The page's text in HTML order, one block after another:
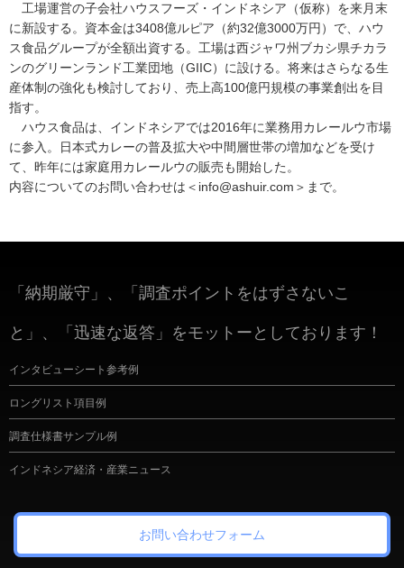
工場運営の子会社ハウスフーズ・インドネシア（仮称）を来月末
に新設する。資本金は3408億ルピア（約32億3000万円）で、ハウ
ス食品グループが全額出資する。工場は西ジャワ州ブカシ県チカラ
ンのグリーンランド工業団地（GIIC）に設ける。将来はさらなる生
産体制の強化も検討しており、売上高100億円規模の事業創出を目
指す。
ハウス食品は、インドネシアでは2016年に業務用カレールウ市場
に参入。日本式カレーの普及拡大や中間層世帯の増加などを受け
て、昨年には家庭用カレールウの販売も開始した。
内容についてのお問い合わせは＜info@ashuir.com＞まで。
「納期厳守」、「調査ポイントをはずさないこ
と」、「迅速な返答」をモットーとしております！
インタビューシート参考例
ロングリスト項目例
調査仕様書サンプル例
インドネシア経済・産業ニュース
お問い合わせフォーム